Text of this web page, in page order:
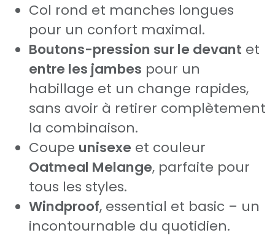
Col rond et manches longues
pour un confort maximal.
Boutons-pression sur le devant et
entre les jambes pour un
habillage et un change rapides,
sans avoir à retirer complètement
la combinaison.
Coupe unisexe et couleur
Oatmeal Melange, parfaite pour
tous les styles.
Windproof, essential et basic – un
incontournable du quotidien.